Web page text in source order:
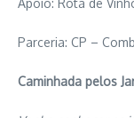
Parceria: CP –
Caminhada pelos